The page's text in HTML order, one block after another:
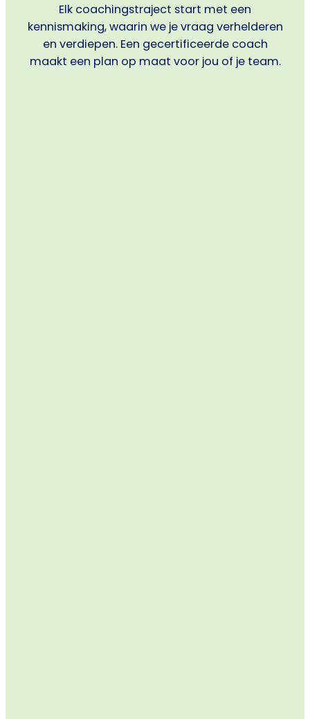
Elk coachingstraject start met een
kennismaking, waarin we je vraag verhelderen
en verdiepen. Een gecertificeerde coach
maakt een plan op maat voor jou of je team.